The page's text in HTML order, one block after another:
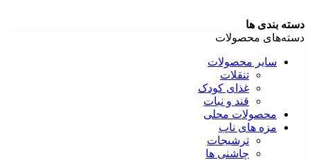
دسته بندی ها
دسته‌های محصولات
سایر محصولات
تنقلات
غذای کودک
قند و نبات
محصولات محلی
مزه های ناب
ترشیجات
چاشنی ها